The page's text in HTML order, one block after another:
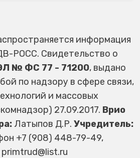
информация
РОСС. Свидетельство о
№ ФС 77 - 71200, выдано
по надзору в сфере связи,
и массовых
27.09.2017. Врио
Латыпов Д.Р. Учредитель:
+7 (908) 448-79-49,